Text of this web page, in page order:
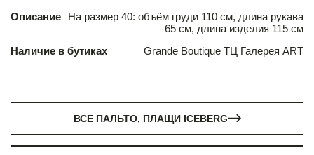
Описание
На размер 40: объём груди 110 см, длина рукава
65 см, длина изделия 115 см
Наличие в бутиках
Grande Boutique ТЦ Галерея ART
ВСЕ ПАЛЬТО, ПЛАЩИ ICEBERG